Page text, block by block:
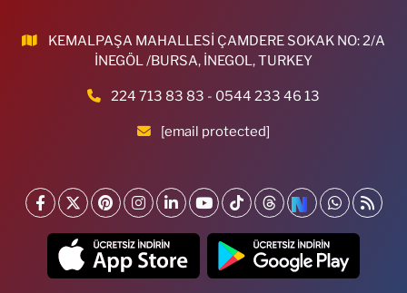
KEMALPAŞA MAHALLESİ ÇAMDERE SOKAK NO: 2/A
İNEGÖL /BURSA, İNEGOL, TURKEY
224 713 83 83 - 0544 233 46 13
[email protected]